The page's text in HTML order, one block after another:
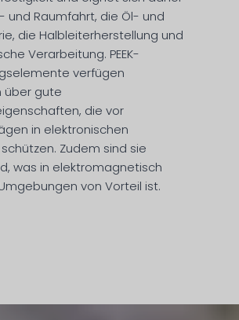
und Raumfahrt, die Öl- und
die Halbleiterherstellung und
Verarbeitung. PEEK-
verfügen
über gute
die vor
in elektronischen
Zudem sind sie
was in elektromagnetisch
von Vorteil ist.